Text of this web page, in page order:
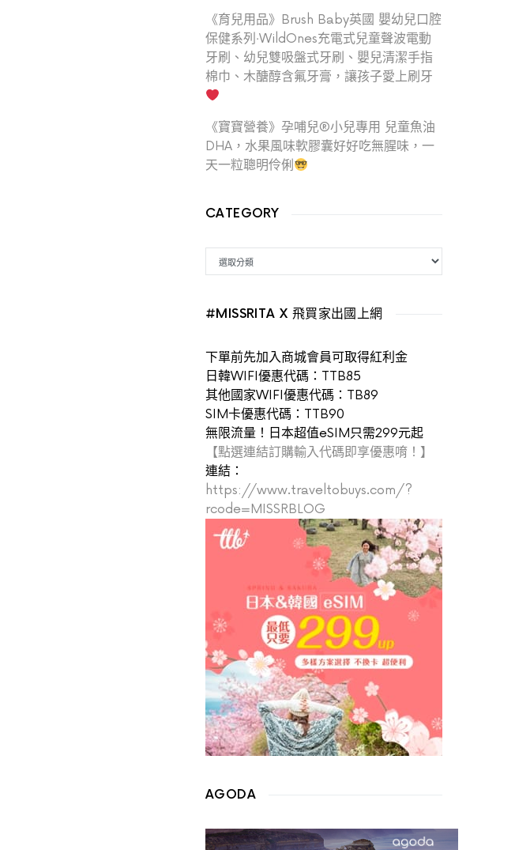
《育兒用品》Brush Baby英國 嬰幼兒口腔
保健系列‧WildOnes充電式兒童聲波電動
牙刷、幼兒雙吸盤式牙刷、嬰兒清潔手指
棉巾、木醣醇含氟牙膏，讓孩子愛上刷牙
《寶寶營養》孕哺兒®小兒專用 兒童魚油
DHA，水果風味軟膠囊好好吃無腥味，一
天一粒聰明伶俐
CATEGORY
#MISSRITA X 飛買家出國上網
下單前先加入商城會員可取得紅利金
日韓WIFI優惠代碼：TTB85
其他國家WIFI優惠代碼：TB89
SIM卡優惠代碼：TTB90
無限流量！日本超值eSIM只需299元起
【點選連結訂購輸入代碼即享優惠唷！】
連結：
https://www.traveltobuys.com/?
rcode=MISSRBLOG
AGODA